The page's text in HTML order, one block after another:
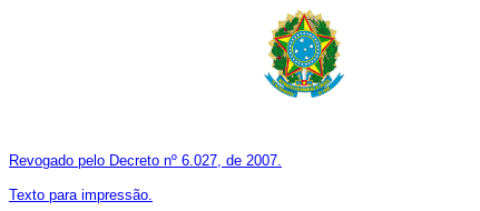
Revogado pelo Decreto nº 6.027, de 2007.
Texto para impressão.